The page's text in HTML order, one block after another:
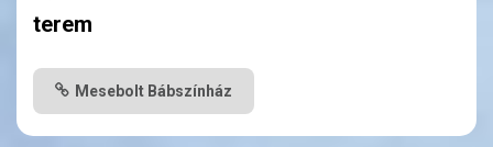
terem
Mesebolt Bábszínház